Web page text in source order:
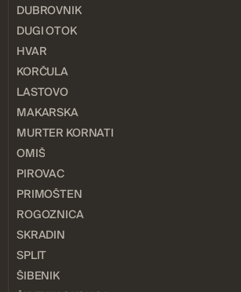
DUBROVNIK
DUGI OTOK
HVAR
KORČULA
LASTOVO
MAKARSKA
MURTER KORNATI
OMIŠ
PIROVAC
PRIMOŠTEN
ROGOZNICA
SKRADIN
SPLIT
ŠIBENIK